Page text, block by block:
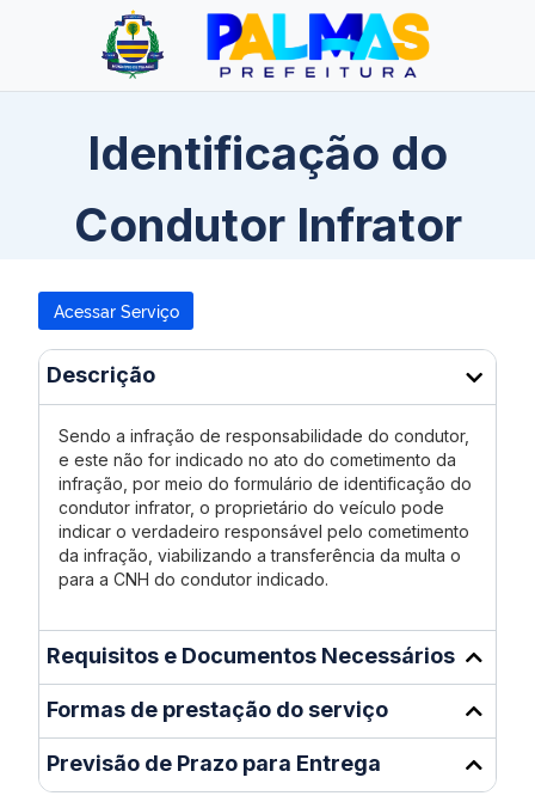
Identificação do
Condutor Infrator
Acessar Serviço
Descrição
Sendo a infração de responsabilidade do condutor,
e este não for indicado no ato do cometimento da
infração, por meio do formulário de identificação do
condutor infrator, o proprietário do veículo pode
indicar o verdadeiro responsável pelo cometimento
da infração, viabilizando a transferência da multa o
para a CNH do condutor indicado.
Requisitos e Documentos Necessários
Formas de prestação do serviço
Previsão de Prazo para Entrega